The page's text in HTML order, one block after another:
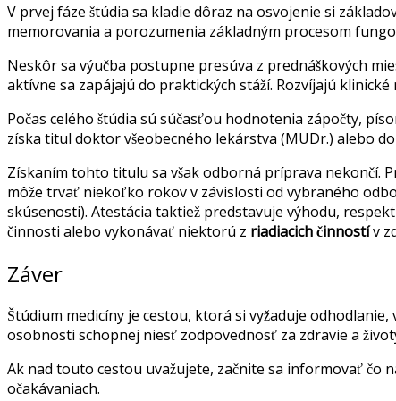
V prvej fáze štúdia sa kladie dôraz na osvojenie si
memorovania a porozumenia základným procesom
Neskôr sa výučba postupne presúva z prednáškových
aktívne sa zapájajú do praktických stáží. Rozvíjajú
Počas celého štúdia sú súčasťou hodnotenia zápočty,
získa titul doktor všeobecného lekárstva (MUDr.) alebo
Získaním tohto titulu sa však odborná príprava nekončí.
môže trvať niekoľko rokov v závislosti od vybraného
skúsenosti). Atestácia taktiež predstavuje výhodu,
činnosti alebo vykonávať niektorú z riadiacich činnostív
Záver
Štúdium medicíny je cestou, ktorá si vyžaduje
osobnosti schopnej niesť zodpovednosť za zdravie a
Ak nad touto cestou uvažujete, začnite sa informovať čo
očakávaniach.